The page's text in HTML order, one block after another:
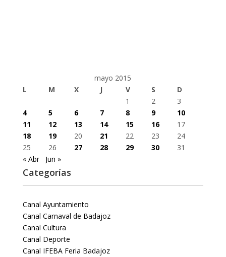
mayo 2015
L
M X J V S
D
1
2
3
4
5 6 7 8 9
10
11
12 13 14 15 16
17
18
19 20 21 22 23
24
25
26 27 28 29 30
31
« Abr
Jun »
Categorías
Canal Ayuntamiento
Canal Carnaval de Badajoz
Canal Cultura
Canal Deporte
Canal IFEBA Feria Badajoz